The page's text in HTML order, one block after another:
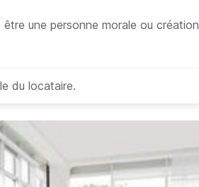
être une personne morale ou création
du locataire.